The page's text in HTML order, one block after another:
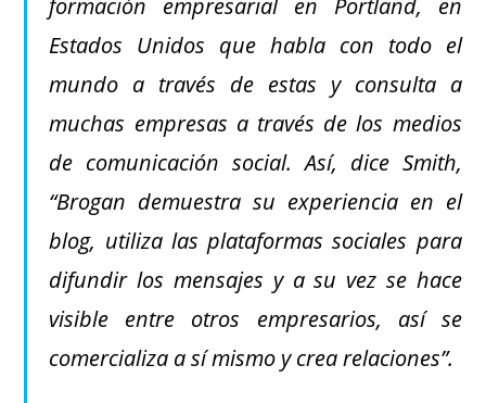
formación empresarial en Portland, en
Estados Unidos que habla con todo el
mundo a través de estas y consulta a
muchas empresas a través de los medios
de comunicación social. Así, dice Smith,
“Brogan demuestra su experiencia en el
blog, utiliza las plataformas sociales para
difundir los mensajes y a su vez se hace
visible entre otros empresarios, así se
comercializa a sí mismo y crea relaciones”.